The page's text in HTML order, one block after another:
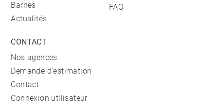
Barnes
Actualités
FAQ
CONTACT
Nos agences
Demande d'estimation
Contact
Connexion utilisateur